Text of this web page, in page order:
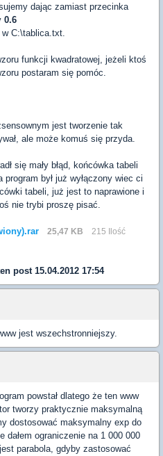
dając zamiast przecinka
0.6
w C:\tablica.txt.
funkcji kwadratowej, jeżeli ktoś
postaram się pomóc.
jest tworzenie tak
ale może komuś się przyda.
się mały błąd, końcówka tabeli
był już wyłączony wiec ci
tabeli, już jest to naprawione i
nie trybi proszę pisać.
25,47 KB
215 Ilość
post 15.04.2012 17:54
jest wszechstronniejszy.
powstał dlatego że ten www
tworzy praktycznie maksymalną
dostosować maksymalny exp do
dałem ograniczenie na 1 000 000
parabola, gdyby zastosować